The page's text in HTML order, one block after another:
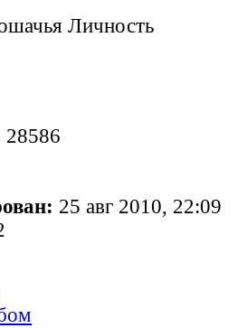
Личность
28586
25 авг 2010, 22:09